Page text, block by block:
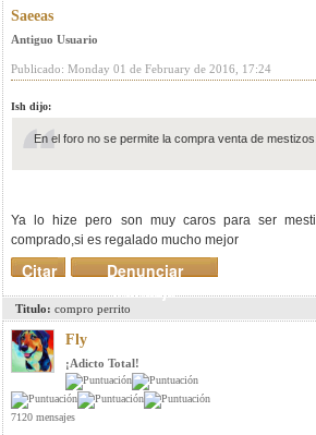
Saeeas
Antiguo Usuario
Publicado: Monday 01 de February de 2016, 17:24
Ish dijo:
En el foro no se permite la compra venta de
Ya lo hize pero son muy caros para ser
comprado,si es regalado mucho mejor
Denunciar
mensaje
Citar
Titulo: compro perrito
Fly
¡Adicto Total!
7120 mensajes